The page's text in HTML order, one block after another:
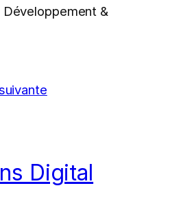
&
Digital